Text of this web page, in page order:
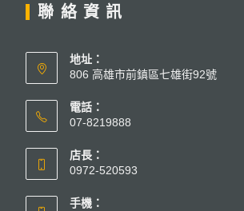
聯絡資訊
地址：
806 高雄市前鎮區七雄街92號
電話：
07-8219888
店長：
0972-520593
手機：